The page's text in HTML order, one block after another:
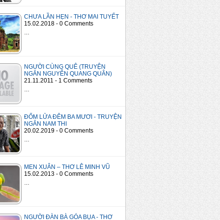
CHƯA LẦN HẸN - THƠ MAI TUYẾT
15.02.2018 - 0 Comments
NGƯỜI CÙNG QUÊ (TRUYỆN
NGẮN NGUYỄN QUANG QUÂN)
21.11.2011 - 1 Comments
ĐỐM LỬA ĐÊM BA MƯƠI - TRUYỆN
NGẮN NAM THI
20.02.2019 - 0 Comments
MEN XUÂN – THƠ LÊ MINH VŨ
15.02.2013 - 0 Comments
NGƯỜI ĐÀN BÀ GÓA BỤA - THƠ